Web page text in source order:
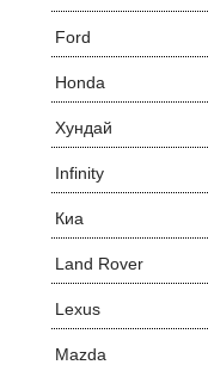
Ford
Honda
Хундай
Infinity
Киа
Land Rover
Lexus
Mazda